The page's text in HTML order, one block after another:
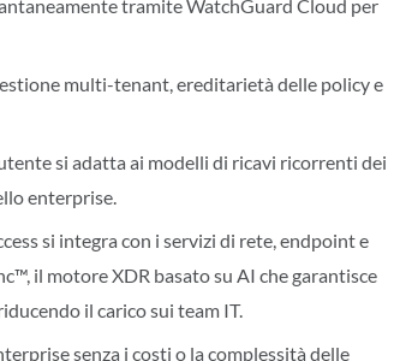
tramite WatchGuard Cloud per
multi-tenant, ereditarietà delle policy e
si adatta ai modelli di ricavi ricorrenti dei
enterprise.
si integra con i servizi di rete, endpoint e
il motore XDR basato su AI che garantisce
il carico sui team IT.
senza i costi o la complessità delle